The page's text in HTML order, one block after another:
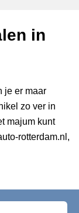
in
je er maar
zo ver in
majum kunt
rotterdam.nl,